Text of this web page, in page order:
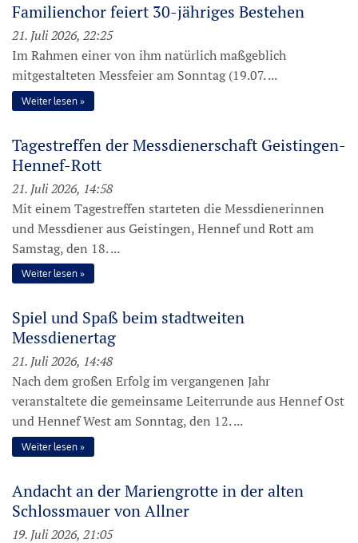
Familienchor feiert 30-jähriges Bestehen
21. Juli 2026, 22:25
Im Rahmen einer von ihm natürlich maßgeblich
mitgestalteten Messfeier am Sonntag (19.07. ...
Weiter lesen
Tagestreffen der Messdienerschaft Geistingen-
Hennef-Rott
21. Juli 2026, 14:58
Mit einem Tagestreffen starteten die Messdienerinnen
und Messdiener aus Geistingen, Hennef und Rott am
Samstag, den 18. ...
Weiter lesen
Spiel und Spaß beim stadtweiten
Messdienertag
21. Juli 2026, 14:48
Nach dem großen Erfolg im vergangenen Jahr
veranstaltete die gemeinsame Leiterrunde aus Hennef Ost
und Hennef West am Sonntag, den 12. ...
Weiter lesen
Andacht an der Mariengrotte in der alten
Schlossmauer von Allner
19. Juli 2026, 21:05